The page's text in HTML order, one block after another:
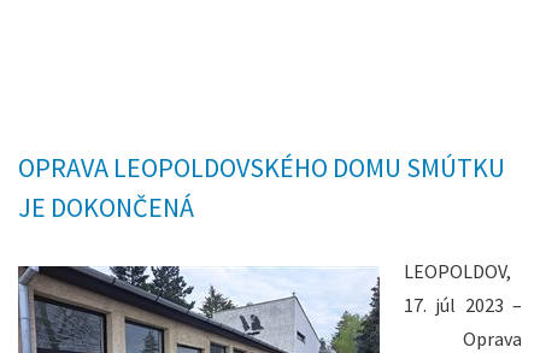
OPRAVA LEOPOLDOVSKÉHO DOMU SMÚTKU
JE DOKONČENÁ
LEOPOLDOV,
17. júl 2023 –
Oprava